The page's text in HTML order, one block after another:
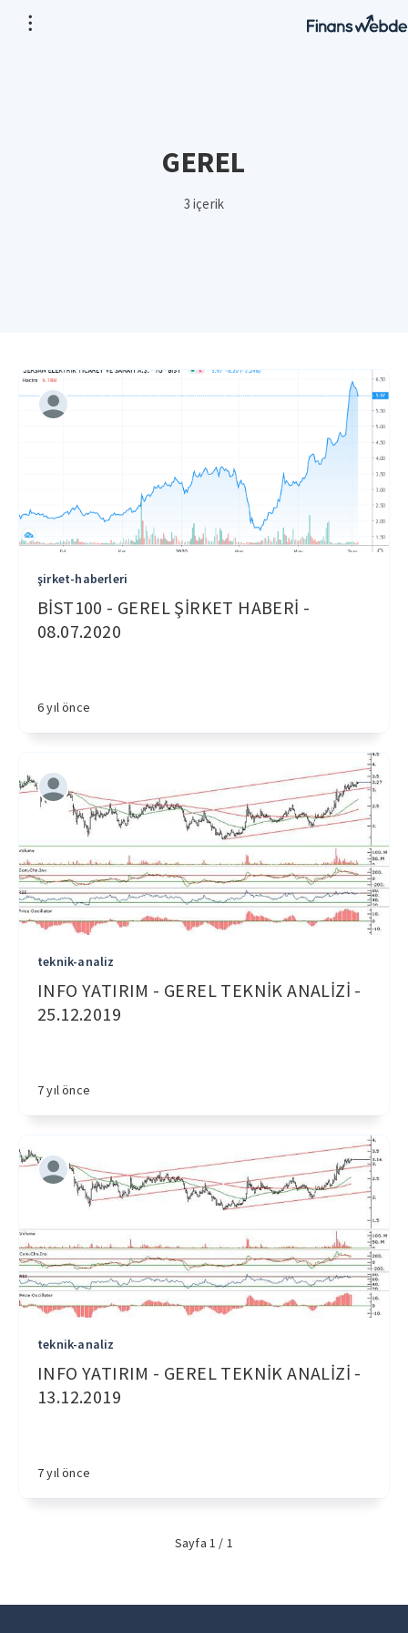
GEREL
3 içerik
şirket-haberleri
BİST100 - GEREL ŞİRKET HABERİ -
08.07.2020
6 yıl önce
teknik-analiz
INFO YATIRIM - GEREL TEKNİK ANALİZİ -
25.12.2019
7 yıl önce
teknik-analiz
INFO YATIRIM - GEREL TEKNİK ANALİZİ -
13.12.2019
7 yıl önce
Sayfa 1 / 1